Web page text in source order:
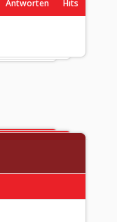
Antworten Hits